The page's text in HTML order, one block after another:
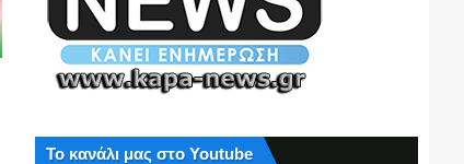
Το κανάλι μας στο Youtube